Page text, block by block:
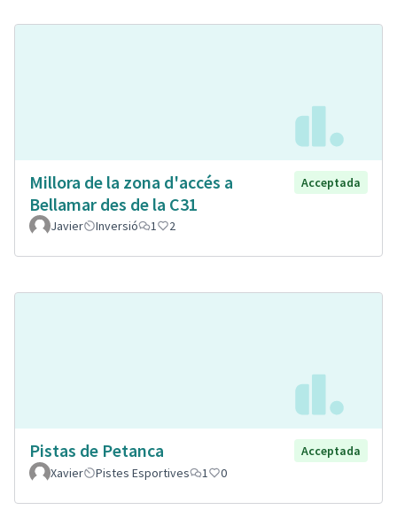
Millora de la zona d'accés a
Bellamar des de la C31
Acceptada
Javier Inversió 1 2
Pistas de Petanca
Acceptada
Xavier
Pistes Esportives 1 0